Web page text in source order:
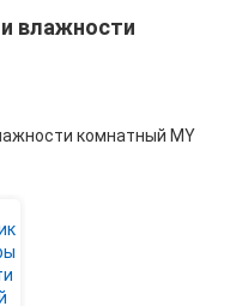
влажности